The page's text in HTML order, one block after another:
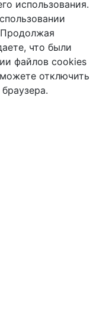
использования.
Продолжая
что были
файлов cookies
отключить